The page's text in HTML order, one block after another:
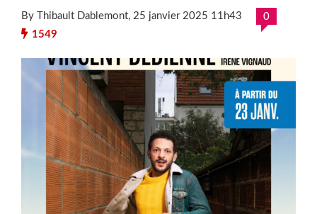
By Thibault Dablemont, 25 janvier 2025 11h43
0
1549